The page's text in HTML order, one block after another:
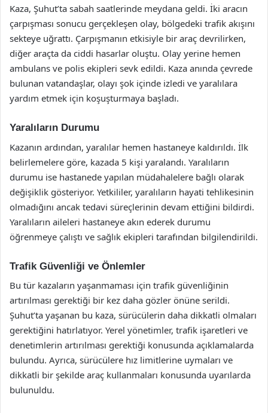
Kaza, Şuhut’ta sabah saatlerinde meydana geldi. İki aracın
çarpışması sonucu gerçekleşen olay, bölgedeki trafik akışını
sekteye uğrattı. Çarpışmanın etkisiyle bir araç devrilirken,
diğer araçta da ciddi hasarlar oluştu. Olay yerine hemen
ambulans ve polis ekipleri sevk edildi. Kaza anında çevrede
bulunan vatandaşlar, olayı şok içinde izledi ve yaralılara
yardım etmek için koşuşturmaya başladı.
Yaralıların Durumu
Kazanın ardından, yaralılar hemen hastaneye kaldırıldı. İlk
belirlemelere göre, kazada 5 kişi yaralandı. Yaralıların
durumu ise hastanede yapılan müdahalelere bağlı olarak
değişiklik gösteriyor. Yetkililer, yaralıların hayati tehlikesinin
olmadığını ancak tedavi süreçlerinin devam ettiğini bildirdi.
Yaralıların aileleri hastaneye akın ederek durumu
öğrenmeye çalıştı ve sağlık ekipleri tarafından bilgilendirildi.
Trafik Güvenliği ve Önlemler
Bu tür kazaların yaşanmaması için trafik güvenliğinin
artırılması gerektiği bir kez daha gözler önüne serildi.
Şuhut’ta yaşanan bu kaza, sürücülerin daha dikkatli olmaları
gerektiğini hatırlatıyor. Yerel yönetimler, trafik işaretleri ve
denetimlerin artırılması gerektiği konusunda açıklamalarda
bulundu. Ayrıca, sürücülere hız limitlerine uymaları ve
dikkatli bir şekilde araç kullanmaları konusunda uyarılarda
bulunuldu.